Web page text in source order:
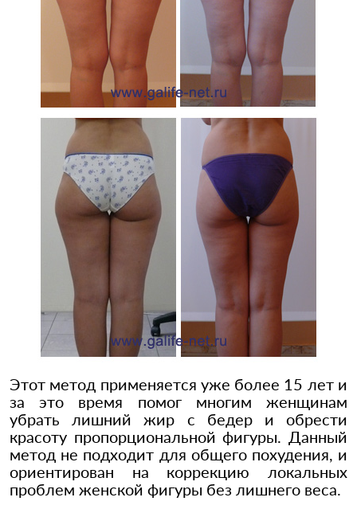
Этот метод применяется уже более 15 лет и
за это время помог многим женщинам
убрать лишний жир с бедер и обрести
красоту пропорциональной фигуры. Данный
метод не подходит для общего похудения, и
ориентирован на коррекцию локальных
проблем женской фигуры без лишнего веса.